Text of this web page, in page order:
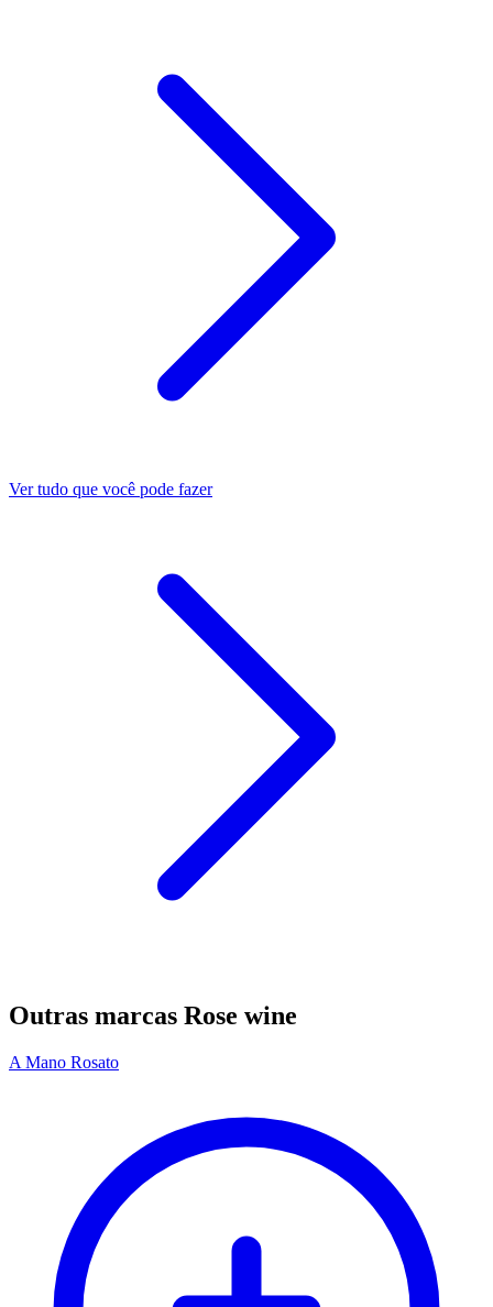
Ver tudo que você pode fazer
Outras marcas Rose wine
A Mano Rosato